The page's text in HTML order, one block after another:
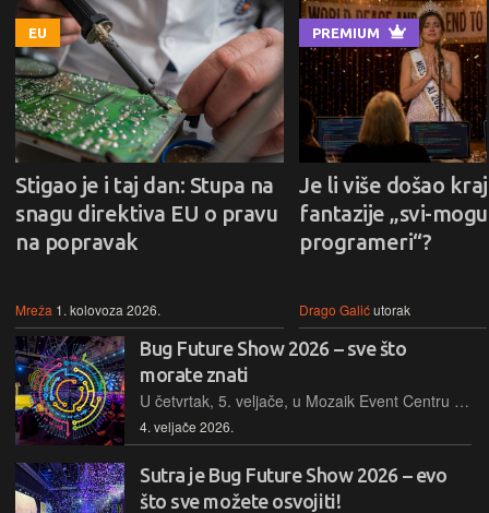
EU
Stigao je i taj dan: Stupa na
snagu direktiva EU o pravu
na popravak
Mreža 1. kolovoza 2026.
PREMIUM
Je li više došao kraj
fantazije „svi-
programeri“?
Drago Galićutorak
Bug Future Show 2026 – sve što
morate znati
U četvrtak, 5. veljače, u Mozaik Event Centru u Zagrebu održava se 13. izdanje najvećeg tehnološkog spektakla u regiji. Svim posjetiteljima savjetujemo proučiti servisne informacije u nastavku
4. veljače 2026.
Sutra je Bug Future Show 2026 – evo
što sve možete osvojiti!